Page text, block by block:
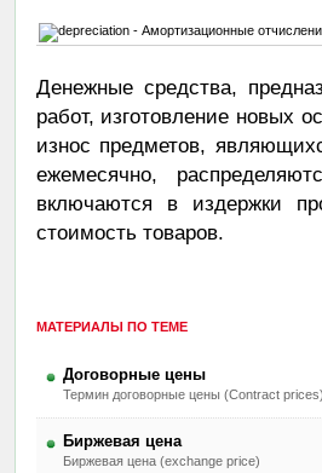
Денежные средства,
работ, изготовление новых
износ предметов,
ежемесячно,
включаются в издержки
стоимость товаров.
МАТЕРИАЛЫ ПО ТЕМЕ
Договорные цены
Термин договорные цены (Contract prices)
Биржевая цена
Биржевая цена (exchange price)